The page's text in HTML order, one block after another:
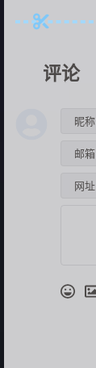
评论
昵称
邮箱
网址